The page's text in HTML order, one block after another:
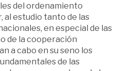
del ordenamiento
al estudio tanto de las
en especial de las
de la cooperación
a cabo en su seno los
de las